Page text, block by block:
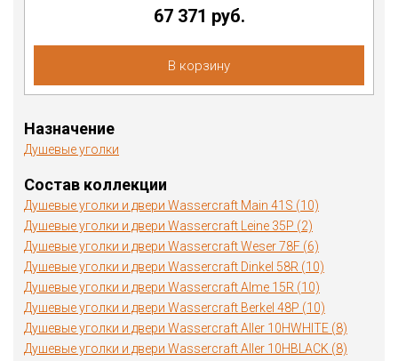
67 371 руб.
В корзину
Назначение
Душевые уголки
Состав коллекции
Душевые уголки и двери Wassercraft Main 41S (10)
Душевые уголки и двери Wassercraft Leine 35P (2)
Душевые уголки и двери Wassercraft Weser 78F (6)
Душевые уголки и двери Wassercraft Dinkel 58R (10)
Душевые уголки и двери Wassercraft Alme 15R (10)
Душевые уголки и двери Wassercraft Berkel 48P (10)
Душевые уголки и двери Wassercraft Aller 10HWHITE (8)
Душевые уголки и двери Wassercraft Aller 10HBLACK (8)